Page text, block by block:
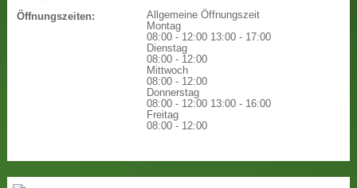
Öffnungszeiten:
Allgemeine Öffnungszeit
Montag
08:00 - 12:00 13:00 - 17:00
Dienstag
08:00 - 12:00
Mittwoch
08:00 - 12:00
Donnerstag
08:00 - 12:00 13:00 - 16:00
Freitag
08:00 - 12:00